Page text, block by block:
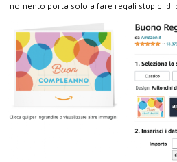
momento porta solo a fare regali stupidi di